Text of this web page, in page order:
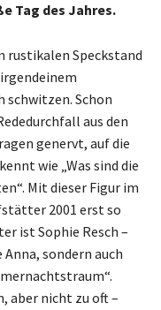
Tag des Jahres.
rustikalen Speckstand
schwitzen. Schon
aus den
genervt, auf die
wie „Was sind die
Mit dieser Figur im
2001 erst so
ist Sophie Resch –
sondern auch
aber nicht zu oft –